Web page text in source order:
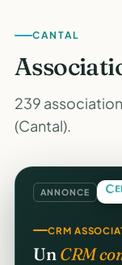
CANTAL
239
(Cantal).
ANNONCE
CRM
Un CRM